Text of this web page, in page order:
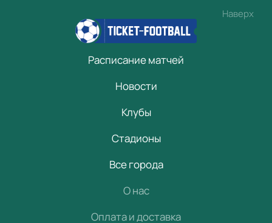
Наверх
Расписание матчей
Новости
Клубы
Стадионы
Все города
О нас
Оплата и доставка